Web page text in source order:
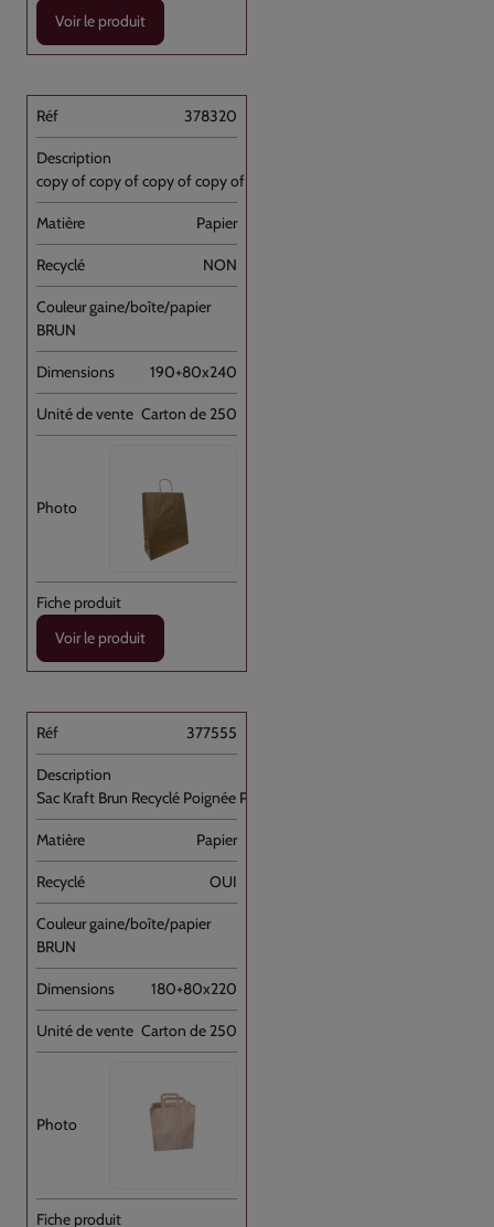
Voir le produit
378320
copy of copy of copy of copy of Sac [...]
Papier
NON
BRUN
190+80x240
Carton de 250
Voir le produit
377555
Sac Kraft Brun Recyclé Poignée Plate [...]
Papier
OUI
BRUN
180+80x220
Carton de 250